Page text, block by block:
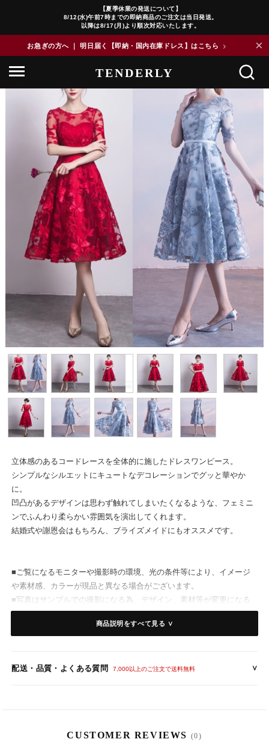
【夏季休業の発送について】
8/12(水)午前7時までの即納商品のご注文は当日発送。
以降は8/17(月)より順次対応いたします。
お急ぎの方へ ｜ 明日届く【即納・国内在庫ドレス】はこちら > ×
立体感のあるコードレースを全体的に施したドレスワンピース。
シンプルなシルエットにキュートなデコレーションでグッと華やか
に。
凹凸があるデザインは思わず触れてしまいたくなるような、フェミニ
ンでふんわり柔らかい雰囲気を演出してくれます。
結婚式や謝恩会はもちろん、ブライズメイドにもオススメです。
■ご覧になるモニターや撮影時の環境、光の条件等により、イメージ
や素材感、カラーが現品と異なる場合がございます。
■写真はサンプルでの撮影になる為、デザイン、素材等が変更になる
場合がございます。
-レッド
素材：ポリエステル
商品説明をすべて見る ∨
配送・品質・よくある質問 7,000以上のご注文で送料無料 ∨
CUSTOMER REVIEWS (0)